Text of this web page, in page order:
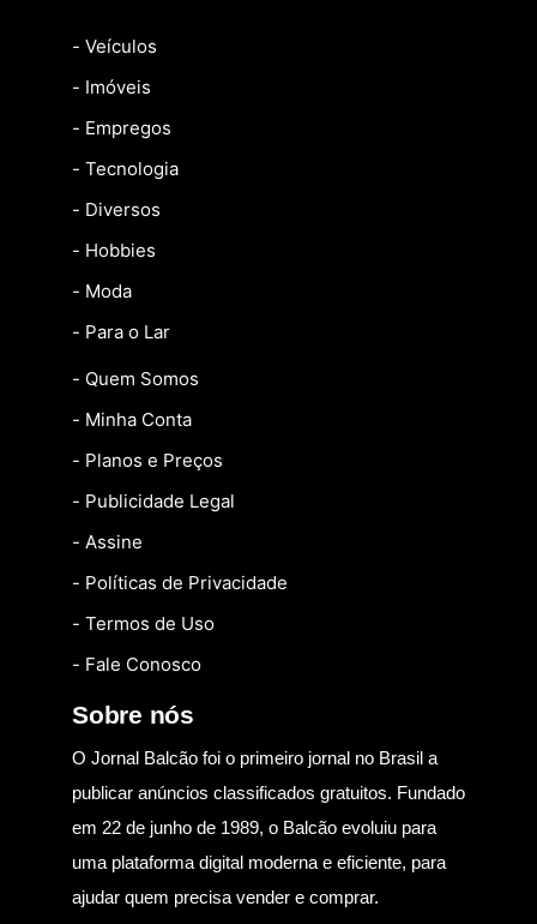
- Veículos
- Imóveis
- Empregos
- Tecnologia
- Diversos
- Hobbies
- Moda
- Para o Lar
- Quem Somos
- Minha Conta
- Planos e Preços
- Publicidade Legal
- Assine
- Políticas de Privacidade
- Termos de Uso
- Fale Conosco
Sobre nós
O Jornal Balcão foi o primeiro jornal no Brasil a
publicar anúncios classificados gratuitos. Fundado
em 22 de junho de 1989, o Balcão evoluiu para
uma plataforma digital moderna e eficiente, para
ajudar quem precisa vender e comprar.